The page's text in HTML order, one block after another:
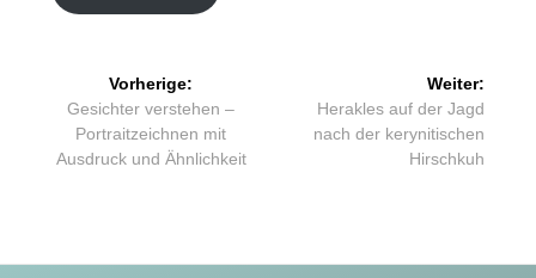
Beitragsnavigation
Vorherige:
Vorheriger
Beitrag:
Gesichter verstehen –
Portraitzeichnen mit
Ausdruck und Ähnlichkeit
Weiter:
Nächster
Beitrag:
Herakles auf der Jagd
nach der kerynitischen
Hirschkuh